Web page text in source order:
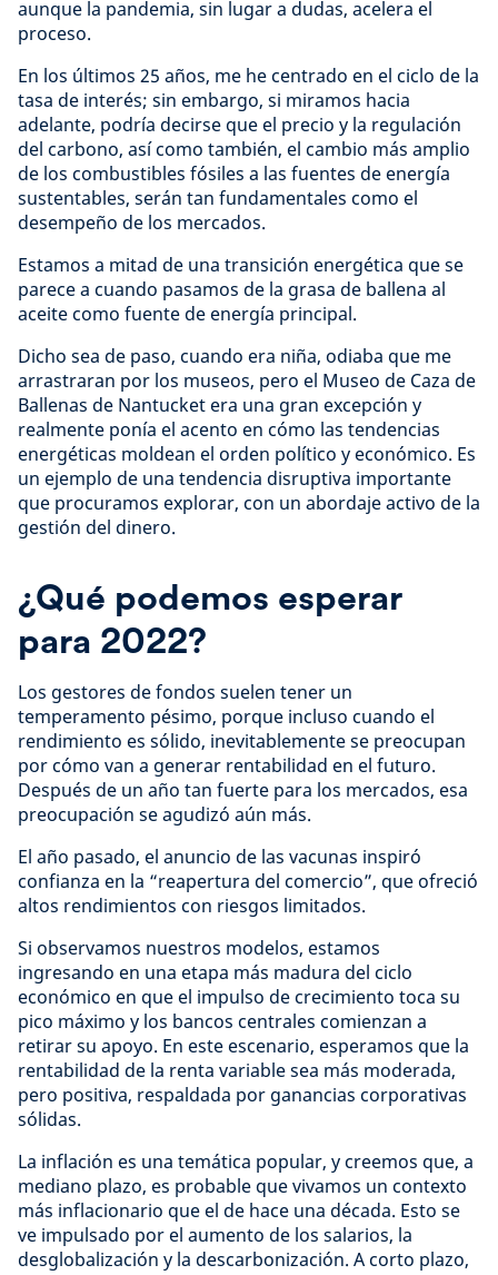
aunque la pandemia, sin lugar a dudas, acelera el
proceso.
En los últimos 25 años, me he centrado en el ciclo de la
tasa de interés; sin embargo, si miramos hacia
adelante, podría decirse que el precio y la regulación
del carbono, así como también, el cambio más amplio
de los combustibles fósiles a las fuentes de energía
sustentables, serán tan fundamentales como el
desempeño de los mercados.
Estamos a mitad de una transición energética que se
parece a cuando pasamos de la grasa de ballena al
aceite como fuente de energía principal.
Dicho sea de paso, cuando era niña, odiaba que me
arrastraran por los museos, pero el Museo de Caza de
Ballenas de Nantucket era una gran excepción y
realmente ponía el acento en cómo las tendencias
energéticas moldean el orden político y económico. Es
un ejemplo de una tendencia disruptiva importante
que procuramos explorar, con un abordaje activo de la
gestión del dinero.
¿Qué podemos esperar
para 2022?
Los gestores de fondos suelen tener un
temperamento pésimo, porque incluso cuando el
rendimiento es sólido, inevitablemente se preocupan
por cómo van a generar rentabilidad en el futuro.
Después de un año tan fuerte para los mercados, esa
preocupación se agudizó aún más.
El año pasado, el anuncio de las vacunas inspiró
confianza en la “reapertura del comercio”, que ofreció
altos rendimientos con riesgos limitados.
Si observamos nuestros modelos, estamos
ingresando en una etapa más madura del ciclo
económico en que el impulso de crecimiento toca su
pico máximo y los bancos centrales comienzan a
retirar su apoyo. En este escenario, esperamos que la
rentabilidad de la renta variable sea más moderada,
pero positiva, respaldada por ganancias corporativas
sólidas.
La inflación es una temática popular, y creemos que, a
mediano plazo, es probable que vivamos un contexto
más inflacionario que el de hace una década. Esto se
ve impulsado por el aumento de los salarios, la
desglobalización y la descarbonización. A corto plazo,